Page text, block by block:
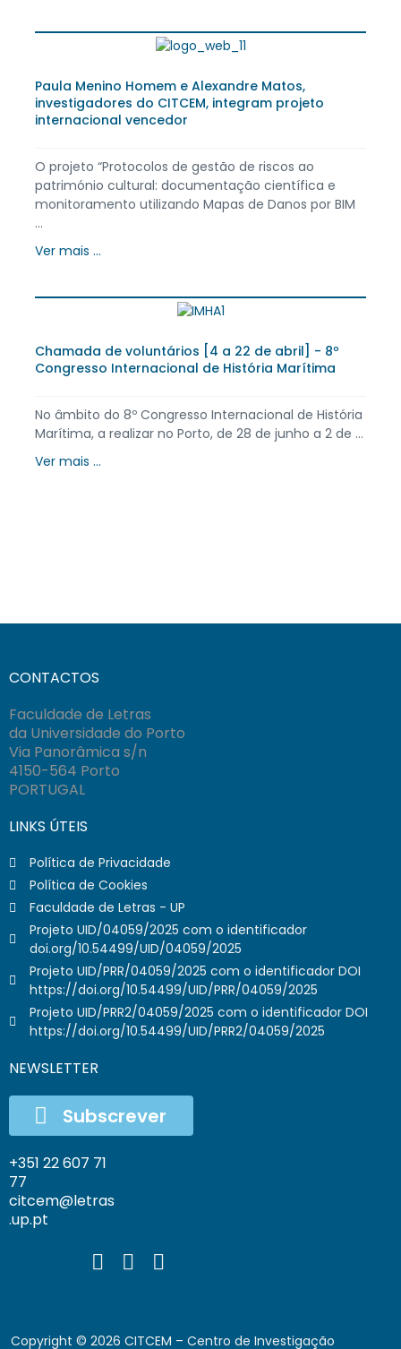
Paula Menino Homem e Alexandre Matos,
investigadores do CITCEM, integram projeto
internacional vencedor
O projeto “Protocolos de gestão de riscos ao
património cultural: documentação científica e
monitoramento utilizando Mapas de Danos por BIM
...
Ver mais ...
Chamada de voluntários [4 a 22 de abril] - 8º
Congresso Internacional de História Marítima
No âmbito do 8º Congresso Internacional de História
Marítima, a realizar no Porto, de 28 de junho a 2 de ...
Ver mais ...
CONTACTOS
Faculdade de Letras
da Universidade do Porto
Via Panorâmica s/n
4150-564 Porto
PORTUGAL
LINKS ÚTEIS
Política de Privacidade
Política de Cookies
Faculdade de Letras - UP
Projeto UID/04059/2025 com o identificador
doi.org/10.54499/UID/04059/2025
Projeto UID/PRR/04059/2025 com o identificador DOI
https://doi.org/10.54499/UID/PRR/04059/2025
Projeto UID/PRR2/04059/2025 com o identificador DOI
https://doi.org/10.54499/UID/PRR2/04059/2025
NEWSLETTER
Subscrever
+351 22 607 71
77
citcem@letras
.up.pt
Copyright © 2026 CITCEM – Centro de Investigação